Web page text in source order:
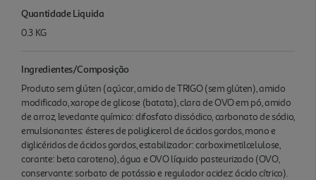
Quantidade Liquida
0.3 KG
Ingredientes/Composição
Produto sem glúten (açúcar, amido de TRIGO (sem glúten), amido
modificado, xarope de glicose (batata), clara de OVO em pó, amido
de arroz, levedante químico: difosfato dissódico, carbonato de sódio,
emulsionantes: ésteres de poliglicerol de ácidos gordos, mono e
diglicéridos de ácidos gordos, estabilizador: carboximetilcelulose,
corante: beta caroteno), água e OVO líquido pasteurizado (OVO,
conservante: sorbato de potássio e regulador acidez: ácido cítrico).